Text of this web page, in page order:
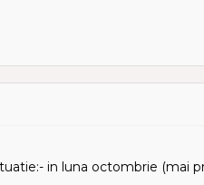
in luna octombrie (mai